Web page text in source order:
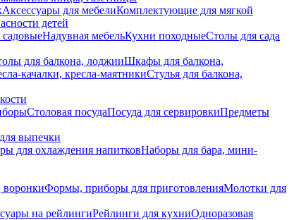
Аксессуары для мебелиКомплектующие для мягкой
детей
Надувная мебельКухни походныеСтолы для сада
для балкона, лоджииШкафы для балкона,
качалки, кресла-маятникиСтулья для балкона,
Столовая посудаПосуда для сервировкиПредметы
выпечки
для охлаждения напитковНаборы для бара, мини-
воронкиФормы, приборы для приготовленияМолотки для
на рейлингиРейлинги для кухниОдноразовая